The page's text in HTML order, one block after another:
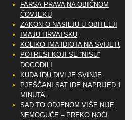
FARSA PRAVA NA OBIČNOM
ČOVJEKU
ZAKON O NASILJU U OBITELJI
IMAJU HRVATSKU
KOLIKO IMA IDIOTA NA SVIJETU?
POTRESI KOJI SE “NISU”
DOGODILI
KUDA IDU DIVLJE SVINJE
PJEŠČANI SAT IDE NAPRIJED 10
MINUTA
SAD TO ODJENOM VIŠE NIJE
NEMOGUĆE – PREKO NOĆI